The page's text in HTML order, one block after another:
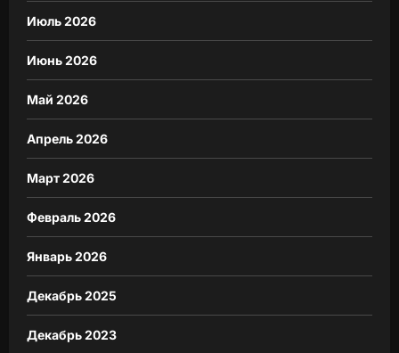
Июль 2026
Июнь 2026
Май 2026
Апрель 2026
Март 2026
Февраль 2026
Январь 2026
Декабрь 2025
Декабрь 2023